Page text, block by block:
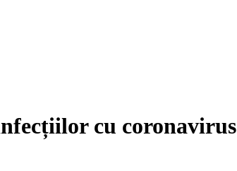
cu coronavirus